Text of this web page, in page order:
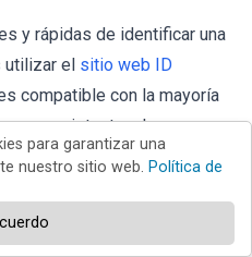
y rápidas de identificar una
el sitio web ID
compatible con la mayoría
existentes. Las
un mensaje de rescate y/o
que cargue
para garantizar una
nuestro sitio web. Política de